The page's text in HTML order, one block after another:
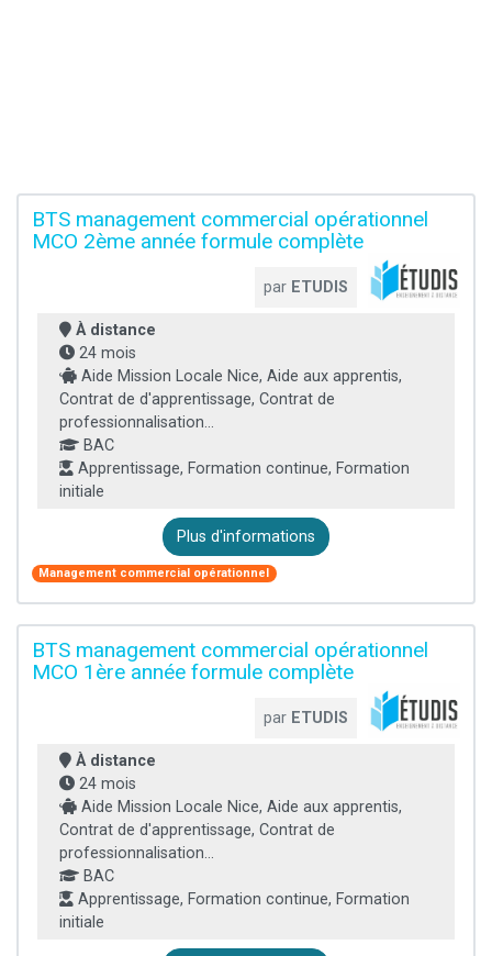
BTS management commercial opérationnel
MCO 2ème année formule complète
par ETUDIS
À distance
24 mois
Aide Mission Locale Nice, Aide aux apprentis,
Contrat de d'apprentissage, Contrat de
professionnalisation...
BAC
Apprentissage, Formation continue, Formation
initiale
Plus d'informations
Management commercial opérationnel
BTS management commercial opérationnel
MCO 1ère année formule complète
par ETUDIS
À distance
24 mois
Aide Mission Locale Nice, Aide aux apprentis,
Contrat de d'apprentissage, Contrat de
professionnalisation...
BAC
Apprentissage, Formation continue, Formation
initiale